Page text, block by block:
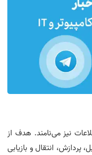
نیز می‌نامند. هدف از
پردازش، انتقال و بازیابی